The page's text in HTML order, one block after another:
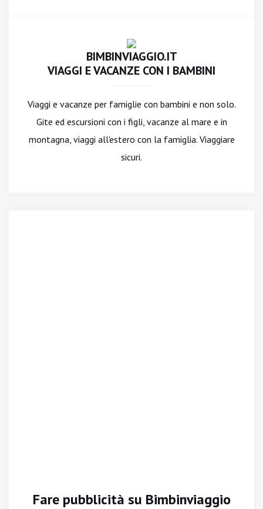
BIMBINVIAGGIO.IT
VIAGGI E VACANZE CON I BAMBINI
Viaggi e vacanze per famiglie con bambini e non solo.
Gite ed escursioni con i figli, vacanze al mare e in
montagna, viaggi all'estero con la famiglia. Viaggiare
sicuri.
Fare pubblicità su Bimbinviaggio